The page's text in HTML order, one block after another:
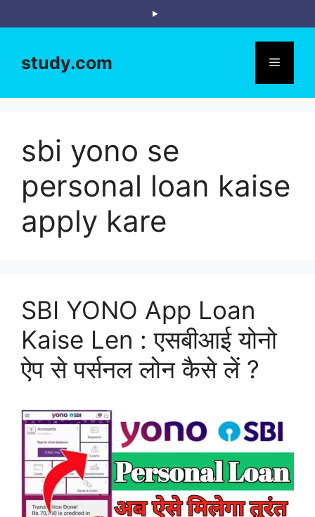
to
study.com Menu
sbi yono se
personal loan kaise
apply kare
SBI YONO App Loan
Kaise Len : एसबीआई योनो
ऐप से पर्सनल लोन कैसे लें ?